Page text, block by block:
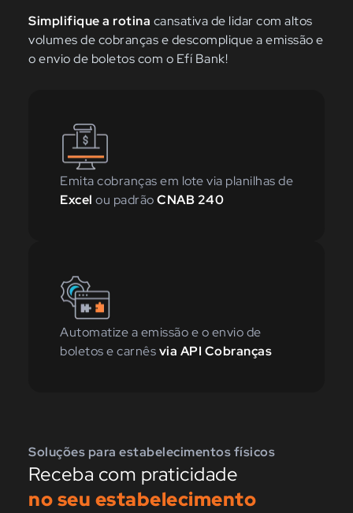
Simplifique a rotina cansativa de lidar com altos
volumes de cobranças e descomplique a emissão e
o envio de boletos com o Efí Bank!
Emita cobranças em lote via planilhas de
Excel ou padrãoCNAB 240
Automatize a emissão e o envio de
boletos e carnêsvia API Cobranças
Soluções para estabelecimentos físicos
Receba com praticidade
no seu estabelecimento